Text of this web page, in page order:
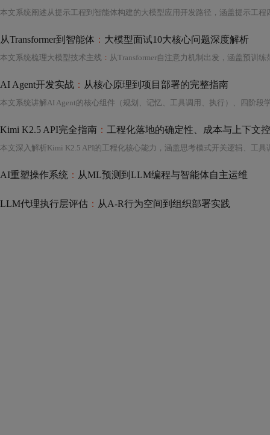
从Transformer到智能体 ： 大模型面试10大核心问题深度解析
本文系统梳理大模型技术主线 ： 从Transformer自注意力机制出发，涵盖预训练范式（BERT/GPT）、涌现能力与缩放
AI Agent开发实战 ： 从核心原理到项目部署的完整指南
Kimi K2.5 API完全指南 ： 工程化落地的确定性、成本与上下文
AI重塑操作系统 ： 从ML预测到LLM编程与智能体自主运维
LLM代理执行层评估 ： 从A-R行为空间到组织部署实践